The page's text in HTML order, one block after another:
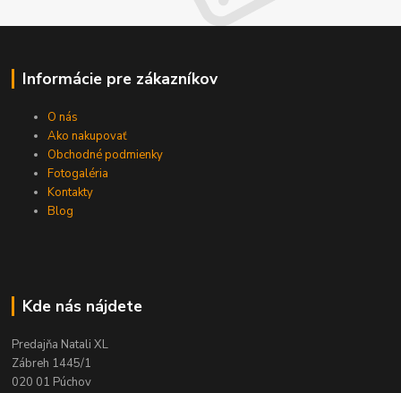
Informácie pre zákazníkov
O nás
Ako nakupovať
Obchodné podmienky
Fotogaléria
Kontakty
Blog
Kde nás nájdete
Predajňa Natali XL
Zábreh 1445/1
020 01 Púchov